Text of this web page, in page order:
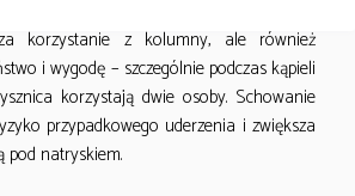
korzystanie z kolumny, ale również
i wygodę – szczególnie podczas kąpieli
korzystają dwie osoby. Schowanie
przypadkowego uderzenia i zwiększa
pod natryskiem.